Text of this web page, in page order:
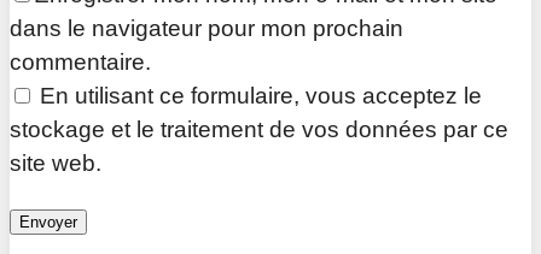
dans le navigateur pour mon prochain
commentaire.
En utilisant ce formulaire, vous acceptez le
stockage et le traitement de vos données par ce
site web.